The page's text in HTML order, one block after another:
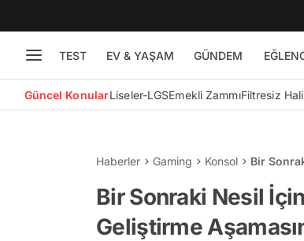
TEST EV & YAŞAM GÜNDEM
Güncel KonularLiseler-LGSEmekli ZammıFiltresiz
Haberler Gaming Konsol Bir
Bir Sonraki Nesil
Geliştirme